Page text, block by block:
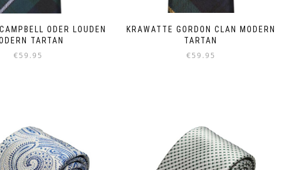
ODER LOUDEN
TARTAN
€59.95
KRAWATTE GORDON CLAN MODERN
TARTAN
€59.95